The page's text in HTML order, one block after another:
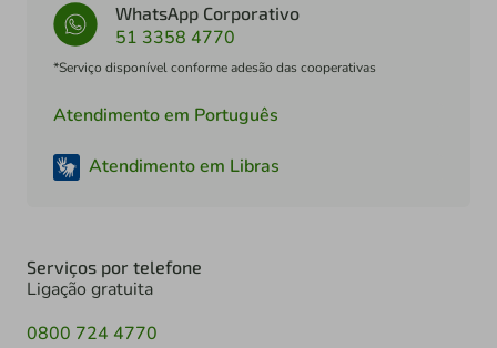
WhatsApp Corporativo
51 3358 4770
*Serviço disponível conforme adesão das cooperativas
Atendimento em Português
Atendimento em Libras
Serviços por telefone
Ligação gratuita
0800 724 4770